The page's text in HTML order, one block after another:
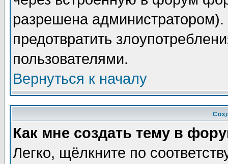
разрешена
предотвратить
пользователями.
Вернуться к началу
Как мне создать тему в
Легко, щёлкните по